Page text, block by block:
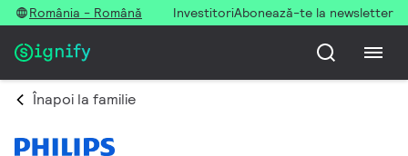
România - Română InvestitoriAbonează-te la newsletter
Înapoi la familie